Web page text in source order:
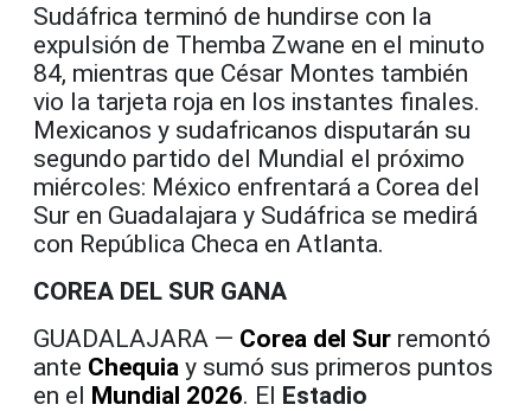
Sudáfrica terminó de hundirse con la
expulsión de Themba Zwane en el minuto
84, mientras que César Montes también
vio la tarjeta roja en los instantes finales.
Mexicanos y sudafricanos disputarán su
segundo partido del Mundial el próximo
miércoles: México enfrentará a Corea del
Sur en Guadalajara y Sudáfrica se medirá
con República Checa en Atlanta.
COREA DEL SUR GANA
GUADALAJARA — Corea del Sur remontó
ante Chequia y sumó sus primeros puntos
en el Mundial 2026. El Estadio